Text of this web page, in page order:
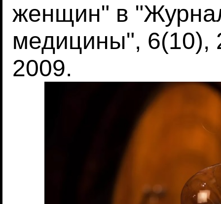
женщин" в
медицины", 6(10),
2009.